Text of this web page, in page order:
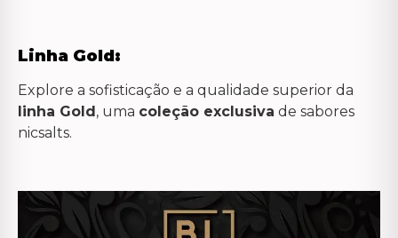
Linha Gold:
Explore a sofisticação e a qualidade superior da
linha Gold, uma coleção exclusiva de sabores
nicsalts.